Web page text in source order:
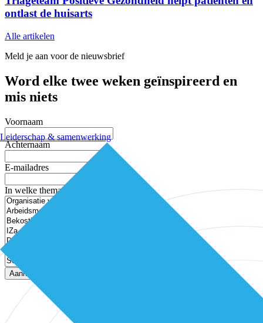
Leiderschap & samenwerking
ontlast de huisarts
Alle artikelen
Meld je aan voor de nieuwsbrief
Word elke twee weken geïnspireerd en
mis niets
Voornaam
Achternaam
E-mailadres
In welke thema’s ben je geïnteresseerd?
Aanmelden